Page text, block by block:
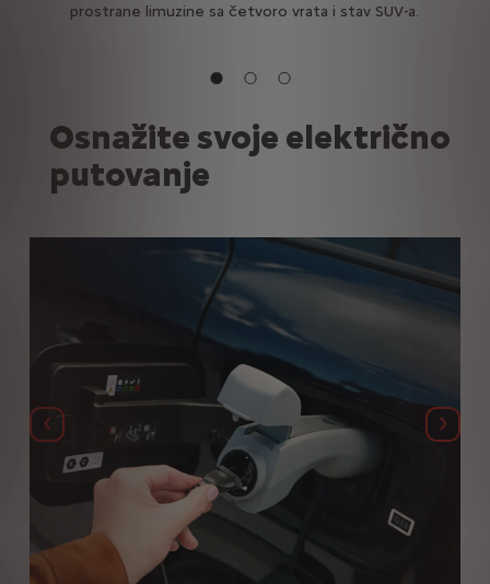
prostrane limuzine sa četvoro vrata i stav SUV-a.
Osnažite svoje električno
putovanje
Précédent